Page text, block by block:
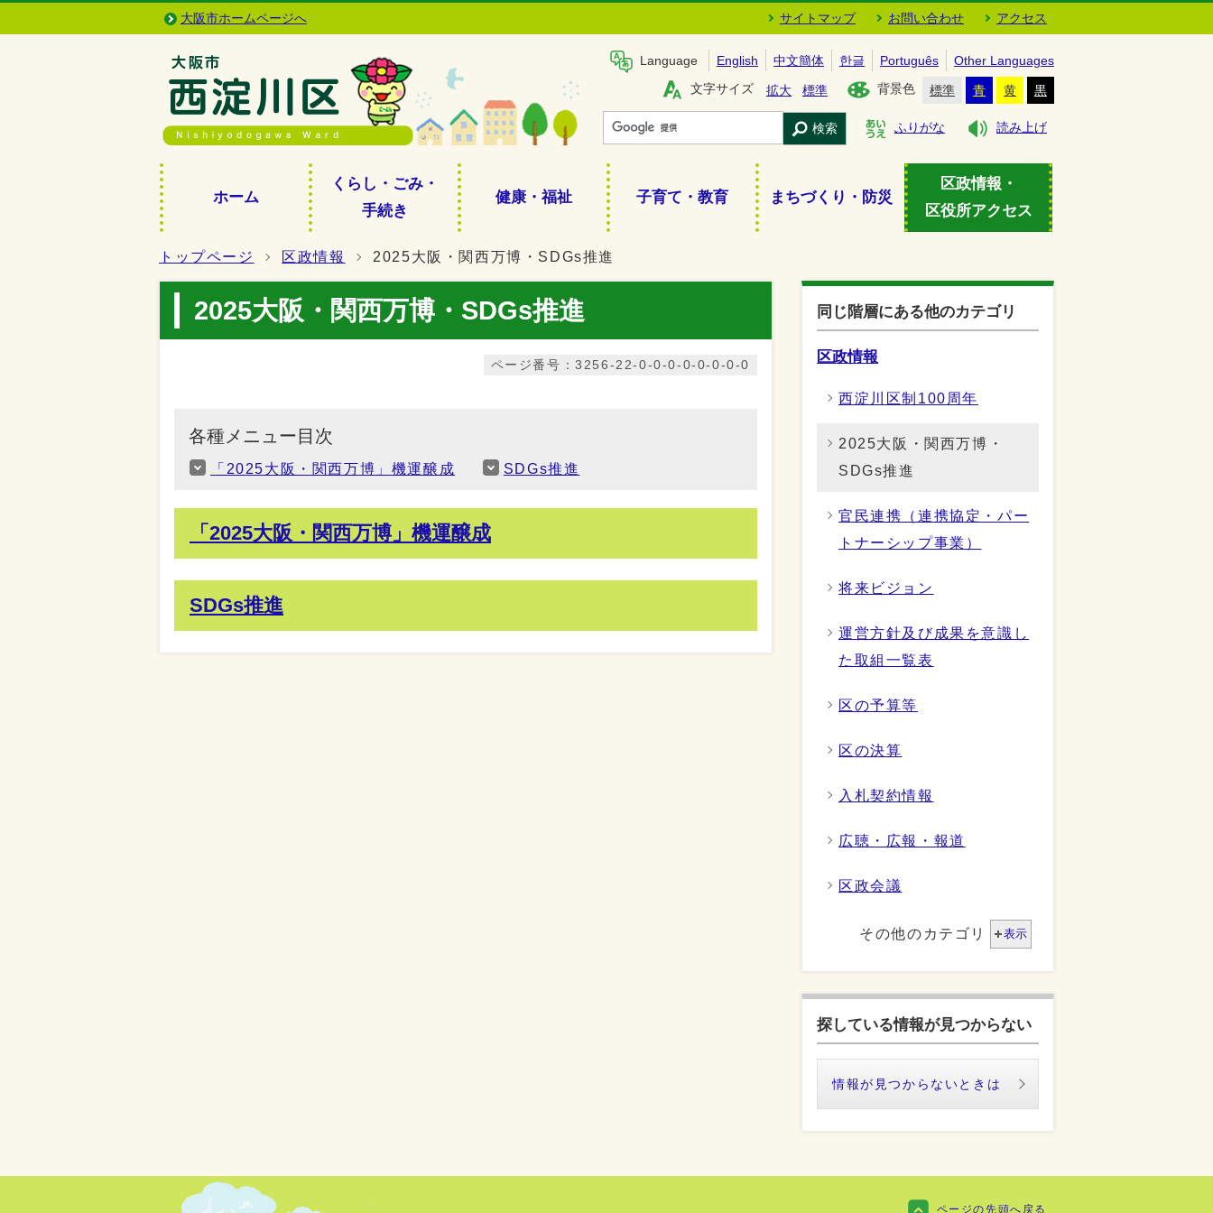
大阪市ホームページへ サイトマップ お問い合わせ アクセス
Language English 中文簡体 한글 Português
Other Languages
文字サイズ
拡大 標準 背景色 標準 青 黄 黒
検索 ふりがな 読み上げ
ホーム
くらし・ごみ・
手続き
健康・福祉 子育て・教育 まちづくり・防災
区政情報・
区役所アクセス
トップページ 区政情報 2025大阪・関西万博・SDGs推進
2025大阪・関西万博・SDGs推進
ページ番号：3256-22-0-0-0-0-0-0-0-0
各種メニュー目次
「2025大阪・関西万博」機運醸成 SDGs推進
「2025大阪・関西万博」機運醸成
SDGs推進
同じ階層にある他のカテゴリ
区政情報
西淀川区制100周年
2025大阪・関西万博・
SDGs推進
官民連携（連携協定・パー
トナーシップ事業）
将来ビジョン
運営方針及び成果を意識し
た取組一覧表
区の予算等
区の決算
入札契約情報
広聴・広報・報道
区政会議
その他のカテゴリ 表示
探している情報が見つからない
情報が見つからないときは
ページの先頭へ戻る